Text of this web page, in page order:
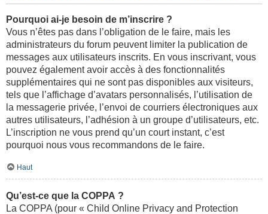
Pourquoi ai-je besoin de m’inscrire ?
Vous n’êtes pas dans l’obligation de le faire, mais les
administrateurs du forum peuvent limiter la publication de
messages aux utilisateurs inscrits. En vous inscrivant, vous
pouvez également avoir accès à des fonctionnalités
supplémentaires qui ne sont pas disponibles aux visiteurs,
tels que l’affichage d’avatars personnalisés, l’utilisation de
la messagerie privée, l’envoi de courriers électroniques aux
autres utilisateurs, l’adhésion à un groupe d’utilisateurs, etc.
L’inscription ne vous prend qu’un court instant, c’est
pourquoi nous vous recommandons de le faire.
Haut
Qu’est-ce que la COPPA ?
La COPPA (pour « Child Online Privacy and Protection